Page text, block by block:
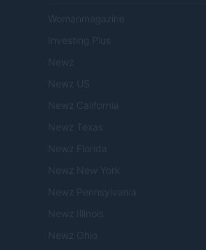
Womanmagazine
Investing Plus
Newz
Newz US
Newz California
Newz Texas
Newz Florida
Newz New York
Newz Pennsylvania
Newz Illinois
Newz Ohio